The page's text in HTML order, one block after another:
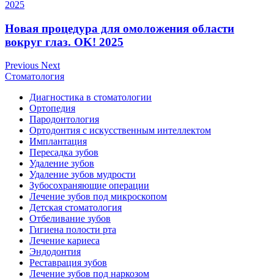
Новая процедура для омоложения области
вокруг глаз. OK! 2025
Previous Next
Стоматология
Диагностика в стоматологии
Ортопедия
Пародонтология
Ортодонтия с искусственным интеллектом
Имплантация
Пересадка зубов
Удаление зубов
Удаление зубов мудрости
Зубосохраняющие операции
Лечение зубов под микроскопом
Детская стоматология
Отбеливание зубов
Гигиена полости рта
Лечение кариеса
Эндодонтия
Реставрация зубов
Лечение зубов под наркозом